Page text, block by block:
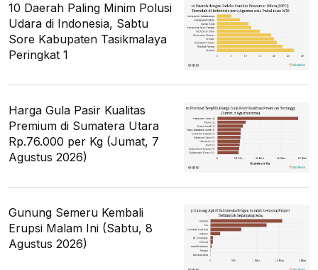
10 Daerah Paling Minim Polusi
Udara di Indonesia, Sabtu
Sore Kabupaten Tasikmalaya
Peringkat 1
Harga Gula Pasir Kualitas
Premium di Sumatera Utara
Rp.76.000 per Kg (Jumat, 7
Agustus 2026)
Gunung Semeru Kembali
Erupsi Malam Ini (Sabtu, 8
Agustus 2026)